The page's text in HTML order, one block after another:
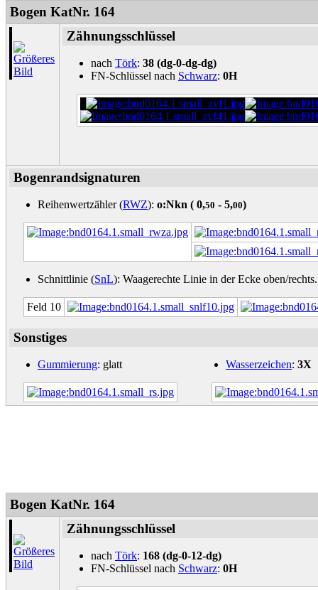
Bogen KatNr. 164
Zähnungsschlüssel
nach Törk: 38 (dg-0-dg-dg)
FN-Schlüssel nach Schwarz: 0H
Bogenrandsignaturen
Reihenwertzähler (RWZ): o:Nkn ( 0,50 - 5,00)
Schnittlinie (SnL): Waagerechte Linie in der Ecke oben/rechts.
Feld 10
Sonstiges
Gummierung: glatt Wasserzeichen: 3X
Bogen KatNr. 164
Zähnungsschlüssel
nach Törk: 168 (dg-0-12-dg)
FN-Schlüssel nach Schwarz: 0H